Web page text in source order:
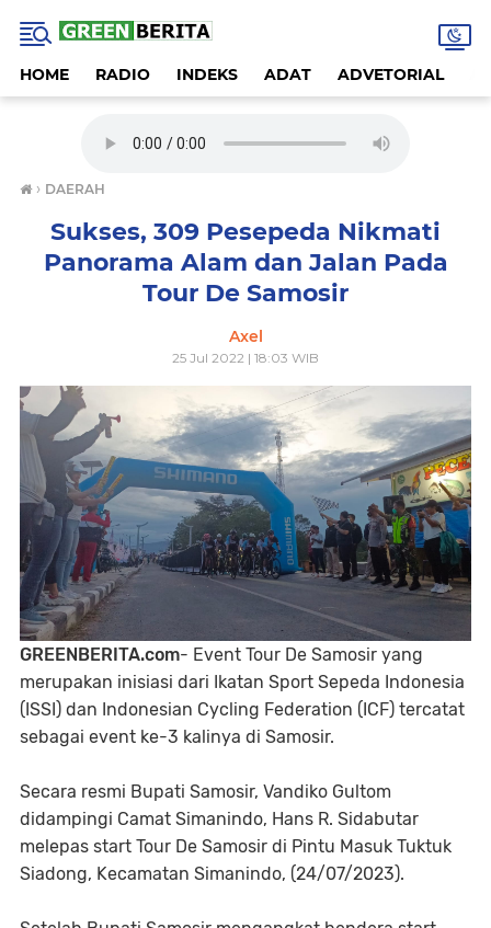
HOME RADIO INDEKS ADAT ADVETORIAL
› DAERAH
Sukses, 309 Pesepeda Nikmati
Panorama Alam dan Jalan Pada
Tour De Samosir
Axel
25 Jul 2022 | 18:03 WIB
GREENBERITA.com- Event Tour De Samosir yang
merupakan inisiasi dari Ikatan Sport Sepeda Indonesia
(ISSI) dan Indonesian Cycling Federation (ICF) tercatat
sebagai event ke-3 kalinya di Samosir.
Secara resmi Bupati Samosir, Vandiko Gultom
didampingi Camat Simanindo, Hans R. Sidabutar
melepas start Tour De Samosir di Pintu Masuk Tuktuk
Siadong, Kecamatan Simanindo, (24/07/2023).